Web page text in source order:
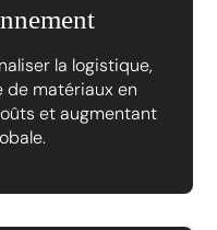
la logistique,
de matériaux en
et augmentant